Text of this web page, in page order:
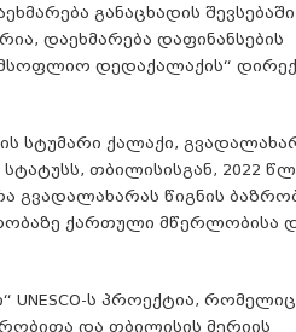
განაცხადის
დაეხმარება დაფინანსების
მსოფლიო დედაქალაქის“
სტუმარი ქალაქი,
თბილისისგან, 2022
გვადალახარას წიგნის
ქართული მწერლობისა
ს პროექტია, რომელიც
და თბილისის მერიის